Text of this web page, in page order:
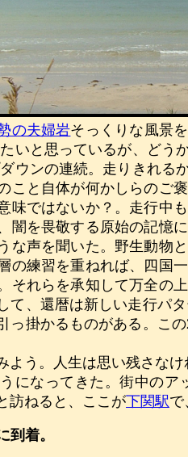
の夫婦岩そっくりな風景
いと思っているが、ど
ウンの連続。走りきれる
こと自体が何かしらのご
味ではないか？。走行中
闇を畏敬する原始の記憶
な声を聞いた。野生動物
の練習を重ねれば、四国
それらを承知して万全の
て、還暦は新しい走行パ
っ掛かるものがある。この
よう。人生は思い残さな
になってきた。街中の
訪ねると、ここが下関駅で
到着。